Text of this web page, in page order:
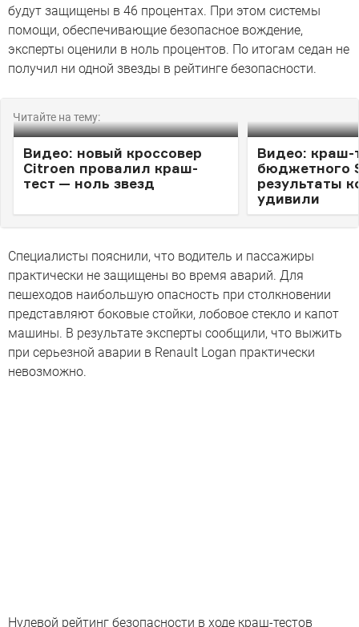
будут защищены в 46 процентах. При этом системы
помощи, обеспечивающие безопасное вождение,
эксперты оценили в ноль процентов. По итогам седан не
получил ни одной звезды в рейтинге безопасности.
Читайте на тему:
Видео: новый кроссовер
Citroen провалил краш-
тест — ноль звезд
Видео: краш-
бюджетного
результаты
удивили
Специалисты пояснили, что водитель и пассажиры
практически не защищены во время аварий. Для
пешеходов наибольшую опасность при столкновении
представляют боковые стойки, лобовое стекло и капот
машины. В результате эксперты сообщили, что выжить
при серьезной аварии в Renault Logan практически
невозможно.
Нулевой рейтинг безопасности в ходе краш-тестов